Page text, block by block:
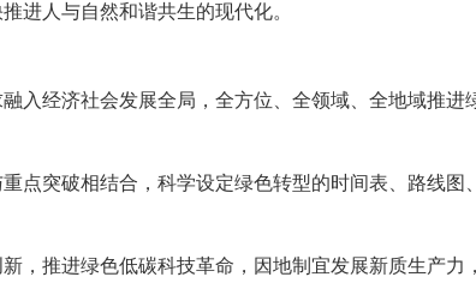
进人与自然和谐共生的现代化。
入经济社会发展全局，全方位、全领域、全地域推进
突破相结合，科学设定绿色转型的时间表、路线图
推进绿色低碳科技革命，因地制宜发展新质生产力